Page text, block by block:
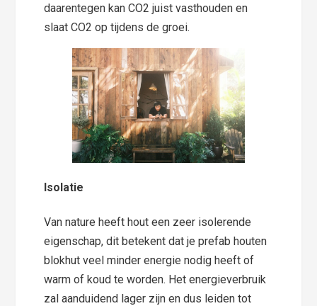
daarentegen kan CO2 juist vasthouden en
slaat CO2 op tijdens de groei.
Isolatie
Van nature heeft hout een zeer isolerende
eigenschap, dit betekent dat je prefab houten
blokhut veel minder energie nodig heeft of
warm of koud te worden. Het energieverbruik
zal aanduidend lager zijn en dus leiden tot